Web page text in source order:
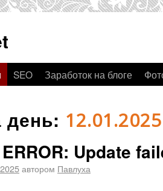
SEO Заработок на блоге
день: 12.01.2025
Update
автором Павлуха